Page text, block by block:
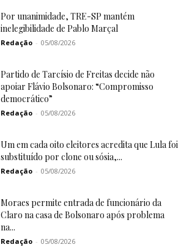
Por unanimidade, TRE-SP mantém
inelegibilidade de Pablo Marçal
Redação - 05/08/2026
Partido de Tarcísio de Freitas decide não
apoiar Flávio Bolsonaro: “Compromisso
democrático”
Redação - 05/08/2026
Um em cada oito eleitores acredita que Lula foi
substituído por clone ou sósia,...
Redação - 05/08/2026
Moraes permite entrada de funcionário da
Claro na casa de Bolsonaro após problema
na...
Redação - 05/08/2026